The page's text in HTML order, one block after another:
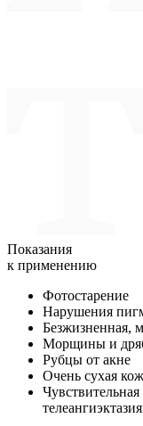
Показания
к применению
Фотостарение
Нарушения
Безжизненная,
Морщины и
Рубцы от акне
Очень сухая